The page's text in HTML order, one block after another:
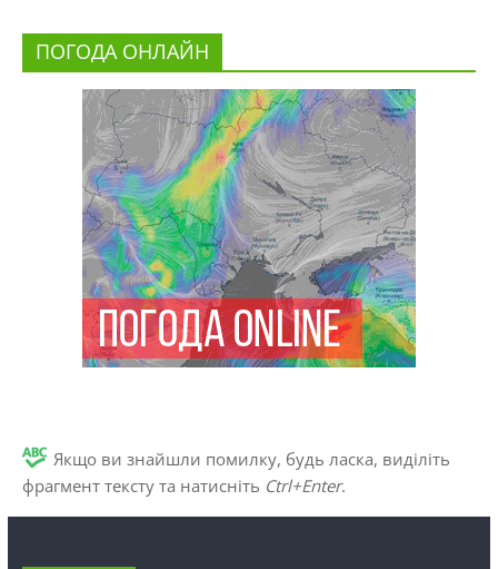
ПОГОДА ОНЛАЙН
Якщо ви знайшли помилку, будь ласка, виділіть
фрагмент тексту та натисніть Ctrl+Enter.